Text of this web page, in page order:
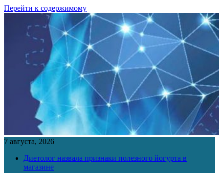
Перейти к содержимому
7 августа, 2026
Диетолог назвала признаки полезного йогурта в
магазине